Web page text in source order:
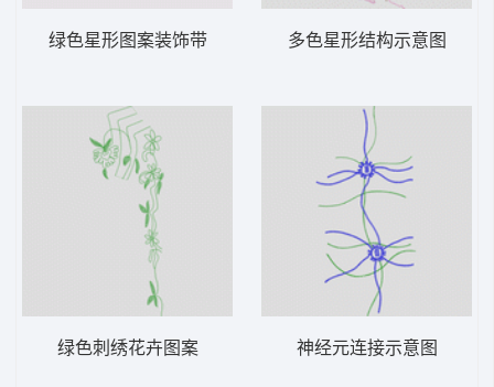
绿色星形图案装饰带
绿色刺绣花卉图案
多色星形结构示意图
神经元连接示意图